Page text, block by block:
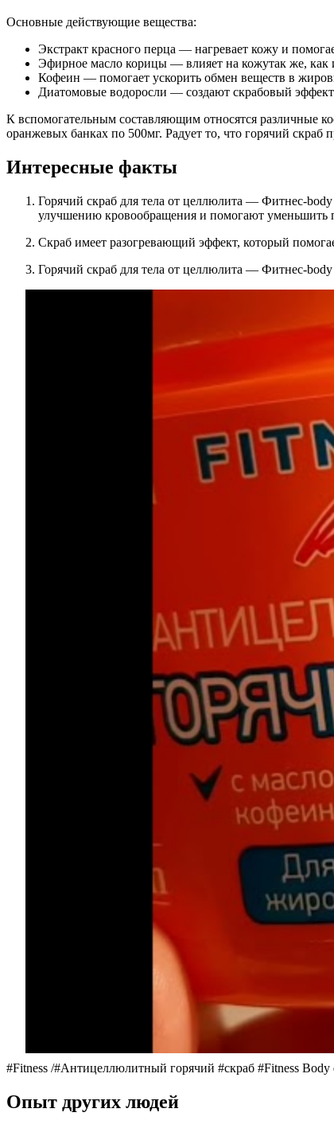
Основные действующие вещества:
Экстракт красного перца — нагревает кожу и
Эфирное масло корицы — влияет на кожутак же, как
Кофеин — помогает ускорить обмен веществ в
Диатомовые водоросли — создают скрабовый
К вспомогательным составляющим относятся различные
оранжевых банках по 500мг. Радует то, что горячий
Интересные факты
Горячий скраб для тела от целлюлита — Фитнес-
улучшению кровообращения и помогают уменьшить
Скраб имеет разогревающий эффект, который
Горячий скраб для тела от целлюлита — Фитнес-
#Fitness /#Антицеллюлитный горячий #скраб #Fitness
Опыт других людей